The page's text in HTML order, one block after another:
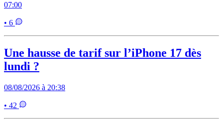
07:00
• 6
Une hausse de tarif sur l’iPhone 17 dès
lundi ?
08/08/2026 à 20:38
• 42